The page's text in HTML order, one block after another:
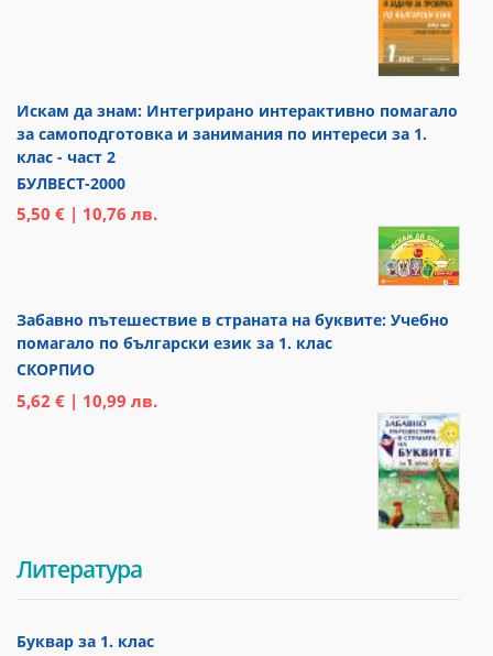
Искам да знам: Интегрирано интерактивно помагало
за самоподготовка и занимания по интереси за 1.
клас - част 2
БУЛВЕСТ-2000
5,50 € | 10,76 лв.
Забавно пътешествие в страната на буквите: Учебно
помагало по български език за 1. клас
СКОРПИО
5,62 € | 10,99 лв.
Литература
Буквар за 1. клас